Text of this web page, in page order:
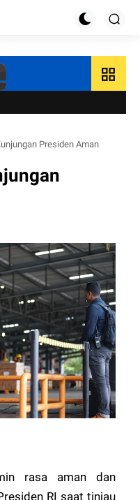
grid_view
Presiden Aman
rasa aman dan
RI saat tinjau